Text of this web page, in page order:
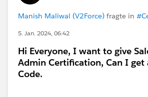
Manish Maliwal (V2Force) fragte in
5. Jan. 2024, 06:42
Hi Everyone, I want to give
Admin Certification, Can I get
Code.